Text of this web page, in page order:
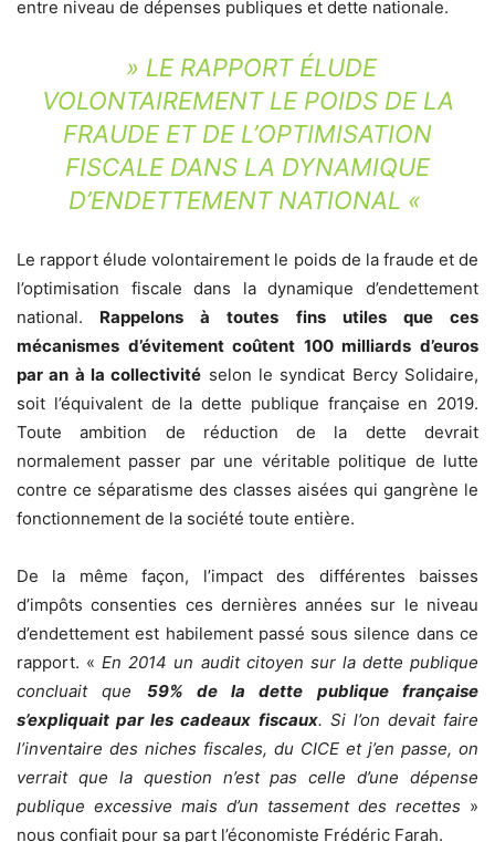
entre niveau de dépenses publiques et dette nationale.
» LE RAPPORT ÉLUDE
VOLONTAIREMENT LE POIDS DE LA
FRAUDE ET DE L’OPTIMISATION
FISCALE DANS LA DYNAMIQUE
D’ENDETTEMENT NATIONAL «
Le rapport élude volontairement le poids de la fraude et de
l’optimisation fiscale dans la dynamique d’endettement
national. Rappelons à toutes fins utiles que ces
mécanismes d’évitement coûtent 100 milliards d’euros
par an à la collectivité selon le syndicat Bercy Solidaire,
soit l’équivalent de la dette publique française en 2019.
Toute ambition de réduction de la dette devrait
normalement passer par une véritable politique de lutte
contre ce séparatisme des classes aisées qui gangrène le
fonctionnement de la société toute entière.
De la même façon, l’impact des différentes baisses
d’impôts consenties ces dernières années sur le niveau
d’endettement est habilement passé sous silence dans ce
rapport. «En 2014 un audit citoyen sur la dette publique
concluait que 59% de la dette publique française
s’expliquait par les cadeaux fiscaux. Si l’on devait faire
l’inventaire des niches fiscales, du CICE et j’en passe, on
verrait que la question n’est pas celle d’une dépense
publique excessive mais d’un tassement des recettes »
nous confiait pour sa part l’économiste Frédéric Farah.